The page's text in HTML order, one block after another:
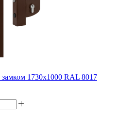
1730х1000 RAL 8017